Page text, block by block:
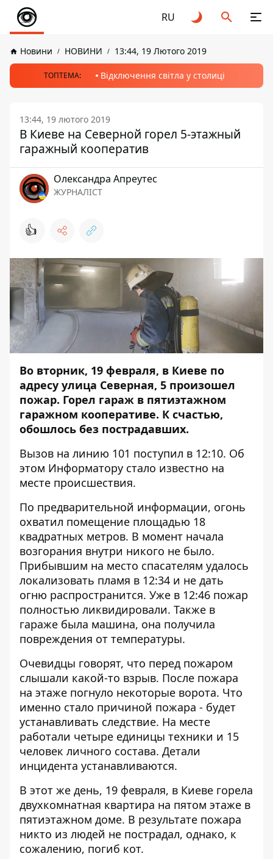
RU
Новини НОВИНИ 13:44, 19 Лютого 2019
ТОПТЕМА: Відключення світла у столиці
13:44, 19 лютого 2019
В Киеве на Северной горел 5-этажный
гаражный кооператив
Олександра Апреутес
ЖУРНАЛІСТ
👍
Во вторник, 19 февраля, в Киеве по
адресу улица Северная, 5 произошел
пожар. Горел гараж в пятиэтажном
гаражном кооперативе. К счастью,
обошлось без пострадавших.
Вызов на линию 101 поступил в 12:10. Об
этом Информатору стало известно на
месте происшествия.
По предварительной информации, огонь
охватил помещение площадью 18
квадратных метров. В момент начала
возгорания внутри никого не было.
Прибывшим на место спасателям удалось
локализовать пламя в 12:34 и не дать
огню распространится. Уже в 12:46 пожар
полностью ликвидировали. Также в
гараже была машина, она получила
повреждения от температуры.
Очевидцы говорят, что перед пожаром
слышали какой-то взрыв. После пожара
на этаже погнуло некоторые ворота. Что
именно стало причиной пожара - будет
устанавливать следствие. На месте
работали четыре единицы техники и 15
человек личного состава. Детали
инцидента устанавливаются.
В этот же день, 19 февраля, в Киеве горела
двухкомнатная квартира на пятом этаже в
пятиэтажном доме. В результате пожара
никто из людей не пострадал, однако, к
сожалению, погиб кот.